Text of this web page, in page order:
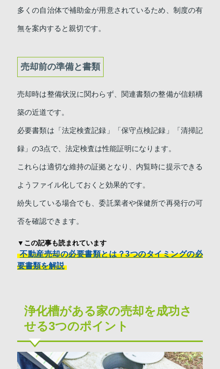
多くの自治体で補助金が用意されているため、制度の有
無を案内すると親切です。
売却前の準備と書類
売却時は整備状況に関わらず、関連書類の整備が信頼構
築の近道です。
必要書類は「法定検査記録」「保守点検記録」「清掃記
録」の3点で、法定検査は性能証明になります。
これらは適切な維持の証拠となり、内覧時に提示できる
ようファイル化しておくと効果的です。
紛失している場合でも、委託業者や保健所で再発行の可
否を確認できます。
▼この記事も読まれています
不動産売却の必要書類とは？3つのタイミングの必
要書類を解説
浄化槽がある家の売却を成功さ
せる3つのポイント